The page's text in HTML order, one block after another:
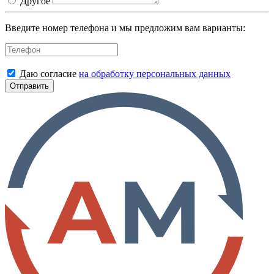
Введите номер телефона и мы предложим вам варианты:
Даю согласие на обработку персональных данных
Отправить